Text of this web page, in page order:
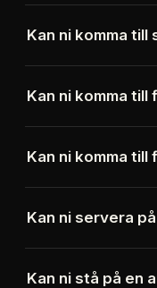
bröllopscateringar
Kan ni komma
av uppdrag.
Kan ni komma
cateringar för
Kan ni komma
festivaler,
Kan ni servera
Kan ni stå på en